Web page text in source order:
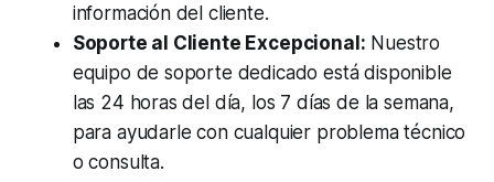
información del cliente.
Soporte al Cliente Excepcional: Nuestro
equipo de soporte dedicado está disponible
las 24 horas del día, los 7 días de la semana,
para ayudarle con cualquier problema técnico
o consulta.